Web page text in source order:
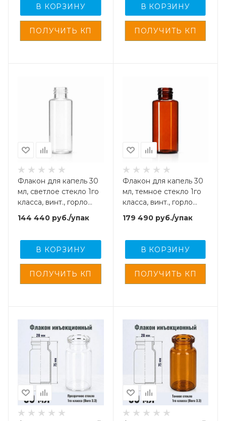
В КОРЗИНУ В КОРЗИНУ
Флакон для капель 30
мл, светлое стекло 1го
класса, винт., горло
G18, 4000 шт/кор.
144 440 руб./упак
В КОРЗИНУ
Флакон для капель 30
мл, темное стекло 1го
класса, винт., горло
G18, 4000 шт/кор.
179 490руб./упак
В КОРЗИНУ